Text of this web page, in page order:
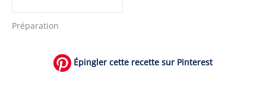
Préparation
Épingler cette recette sur Pinterest